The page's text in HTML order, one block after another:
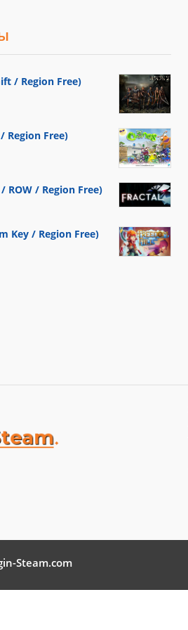
/ Region Free)
Region Free)
ROW / Region Free)
Key / Region Free)
Steam.com